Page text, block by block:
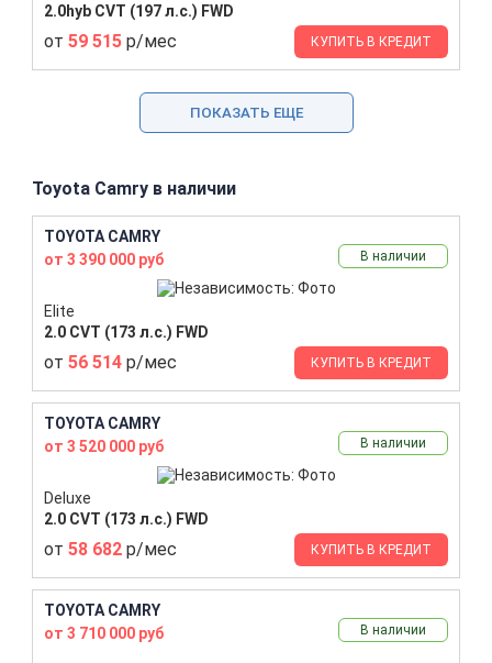
2.0hyb CVT (197 л.с.) FWD
от 59 515 р/мес КУПИТЬ В КРЕДИТ
ПОКАЗАТЬ ЕЩЕ
Toyota Camry в наличии
TOYOTA CAMRY
от 3 390 000 руб
В наличии
Elite
2.0 CVT (173 л.с.) FWD
от 56 514 р/мес КУПИТЬ В КРЕДИТ
TOYOTA CAMRY
от 3 520 000 руб
В наличии
Deluxe
2.0 CVT (173 л.с.) FWD
от 58 682 р/мес КУПИТЬ В КРЕДИТ
TOYOTA CAMRY
от 3 710 000 руб
В наличии